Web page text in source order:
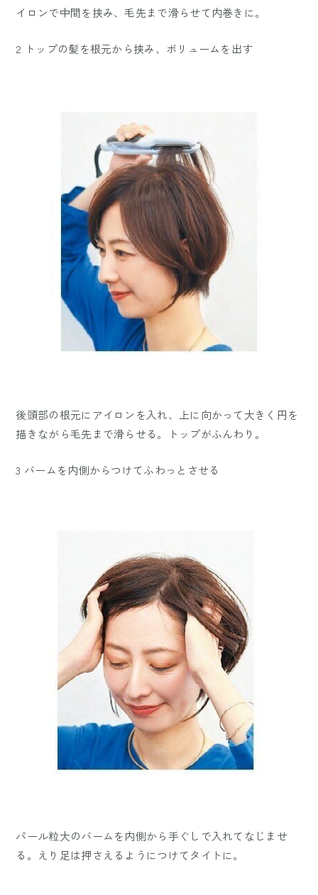
イロンで中間を挟み、毛先まで滑らせて内巻きに。
2 トップの髪を根元から挟み、ボリュームを出す
後頭部の根元にアイロンを入れ、上に向かって大きく円を
描きながら毛先まで滑らせる。トップがふんわり。
3 バームを内側からつけてふわっとさせる
パール粒大のバームを内側から手ぐしで入れてなじませ
る。えり足は押さえるようにつけてタイトに。